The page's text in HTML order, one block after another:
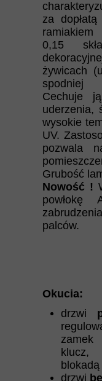
drzwi
zamek
klucz,
drzwi
Okucia:
za
0,15
żywicach
spodniej
Cechuje
uderzenia,
wysokie
UV.
pozwala
Grubość
Nowość !
powłokę
palców.